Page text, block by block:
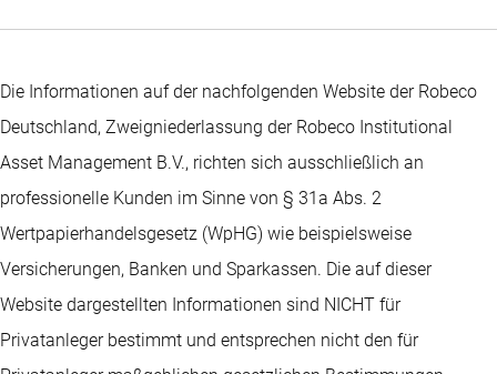
Die Informationen auf der nachfolgenden Website der Robeco
Deutschland, Zweigniederlassung der Robeco Institutional
Asset Management B.V., richten sich ausschließlich an
professionelle Kunden im Sinne von § 31a Abs. 2
Wertpapierhandelsgesetz (WpHG) wie beispielsweise
Versicherungen, Banken und Sparkassen. Die auf dieser
Website dargestellten Informationen sind NICHT für
Privatanleger bestimmt und entsprechen nicht den für